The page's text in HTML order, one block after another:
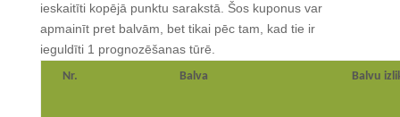
ieskaitīti kopējā punktu sarakstā. Šos kuponus var
apmainīt pret balvām, bet tikai pēc tam, kad tie ir
ieguldīti 1 prognozēšanas tūrē.
Nr. Balva Balvu